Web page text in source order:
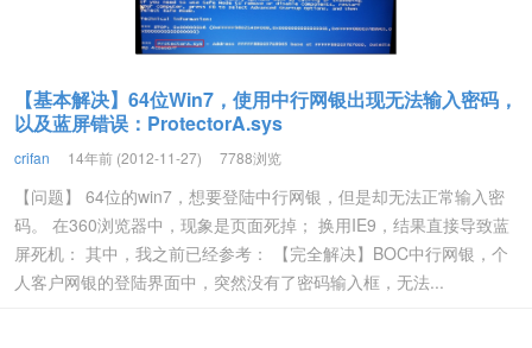
【基本解决】64位Win7，使用中行网银出现无法输入密码，
以及蓝屏错误：ProtectorA.sys
crifan 14年前 (2012-11-27) 7788浏览
【问题】 64位的win7，想要登陆中行网银，但是却无法正常输入密
码。 在360浏览器中，现象是页面死掉； 换用IE9，结果直接导致蓝
屏死机： 其中，我之前已经参考： 【完全解决】BOC中行网银，个
人客户网银的登陆界面中，突然没有了密码输入框，无法...